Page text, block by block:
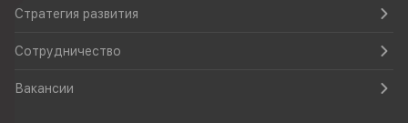
Стратегия развития
Сотрудничество
Вакансии